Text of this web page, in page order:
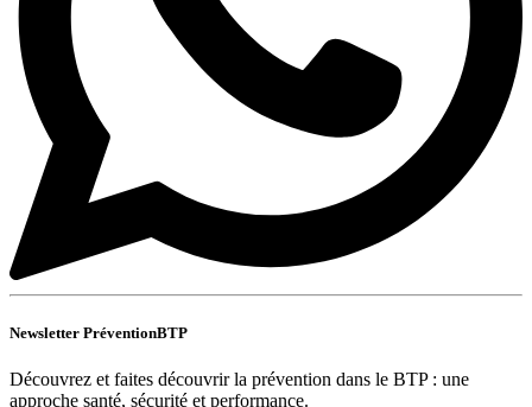
Newsletter PréventionBTP
Découvrez et faites découvrir la prévention dans le BTP : une
approche santé, sécurité et performance.